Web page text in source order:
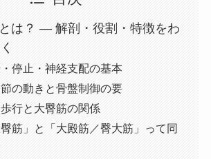
は？ — 解剖・役割・特徴をわ
停止・神経支配の基本
の動きと骨盤制御の要
行と大臀筋の関係
臀筋」と「大殿筋／臀大筋」って同